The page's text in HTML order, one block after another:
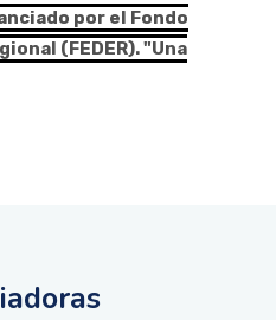
por el Fondo
(FEDER). "Una